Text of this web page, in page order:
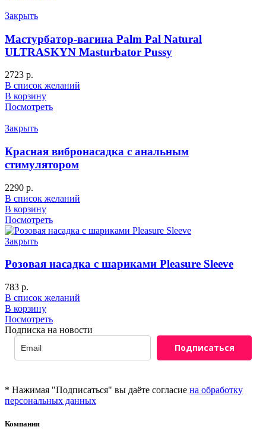
Закрыть
Мастурбатор-вагина Palm Pal Natural
ULTRASKYN Masturbator Pussy
2723 р.
В список желаний
В корзину
Посмотреть
Закрыть
Красная вибронасадка с анальным
стимулятором
2290 р.
В список желаний
В корзину
Посмотреть
Закрыть
Розовая насадка c шариками Pleasure Sleeve
783 р.
В список желаний
В корзину
Посмотреть
Подписка на новости
Подписаться
* Нажимая "Подписаться" вы даёте согласие на обработку
персональных данных
Компания